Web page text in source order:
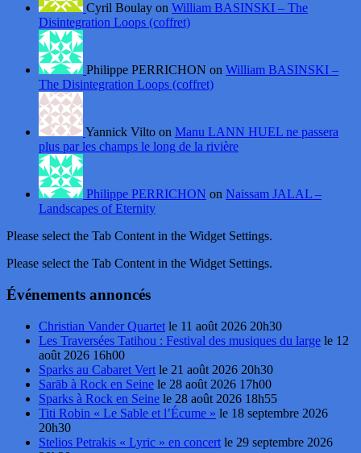
Cyril Boulay on William BASINSKI – The
Disintegration Loops (coffret)
Philippe PERRICHON on William BASINSKI –
The Disintegration Loops (coffret)
Yannick Vilto on Manu LANN HUEL ne passera
plus par les champs le long de la rivière
Philippe PERRICHON on Naissam JALAL –
Landscapes of Eternity
Please select the Tab Content in the Widget Settings.
Please select the Tab Content in the Widget Settings.
Événements annoncés
Christian Vander Quartet le 11 août 2026 20h30
Les Traversées Tatihou : Festival des musiques du large le 12
août 2026 16h00
Sparks au Cabaret Vert le 21 août 2026 20h30
Sarāb à Rock en Seine le 28 août 2026 17h00
Sparks à Rock en Seine le 28 août 2026 18h55
Titi Robin « Le Sable et l’Écume » le 18 septembre 2026
20h30
Stelios Petrakis « Lyric » en concert le 29 septembre 2026